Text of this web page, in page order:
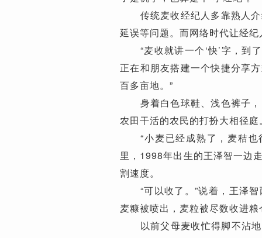
传统麦收经纪人多靠熟人介
延误等问题。而网络时代让经
“麦收就讲一个‘快’字，到
正在和朋友搭建一个快捷分享
百多亩地。”
身着白色球鞋、浅色裤子，
农田干活的农民的打扮大相径庭
“小麦已经成熟了，麦秸也
里，1998年出生的王泽智一边
割速度。
“可以收了。”说着，王泽智
麦糠被喷出，麦粒被尽数收进粮
以前父母麦收忙得脚不沾地